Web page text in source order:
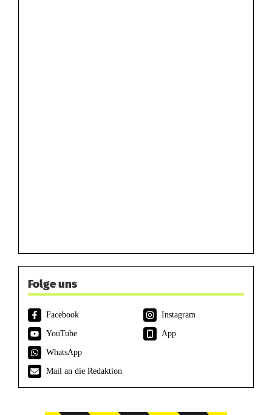
Folge uns
Facebook
Instagram
YouTube
App
WhatsApp
Mail an die Redaktion